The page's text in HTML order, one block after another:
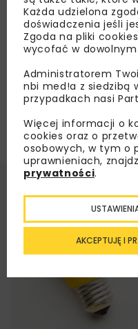
Każda udzielona
doświadczenia jeśli
Zgoda na pliki
wycofać w
Administratorem
nbi med!a z siedzibą
przypadkach nasi
Więcej informacji o
cookies oraz o
osobowych, w tym o
uprawnieniach,
prywatności.
AKCEPTUJĘ I